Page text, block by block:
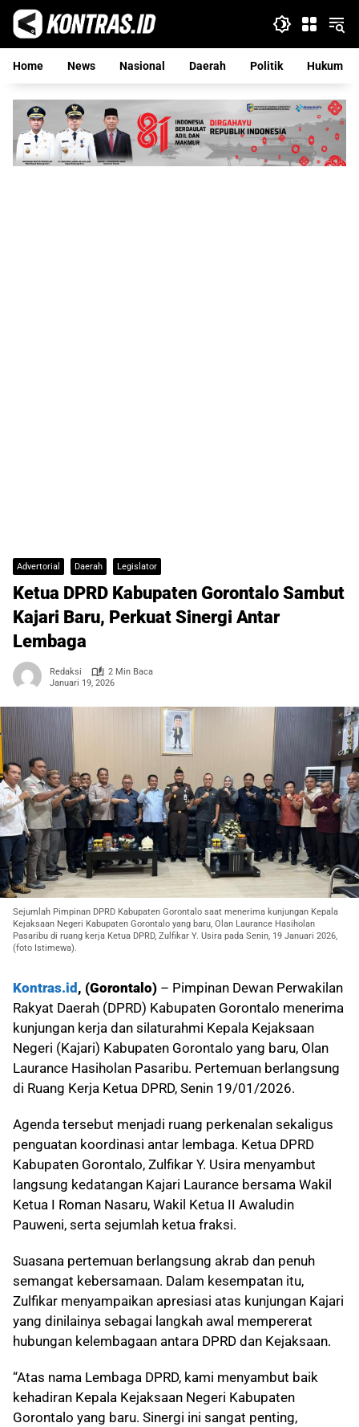
Langsung
konten
Home
News Nasional Daerah Politik Hukum
Advertorial Daerah Legislator
Ketua DPRD Kabupaten Gorontalo Sambut
Kajari Baru, Perkuat Sinergi Antar
Lembaga
Redaksi
2 Min Baca
Januari 19, 2026
Sejumlah Pimpinan DPRD Kabupaten Gorontalo saat menerima kunjungan Kepala
Kejaksaan Negeri Kabupaten Gorontalo yang baru, Olan Laurance Hasiholan
Pasaribu di ruang kerja Ketua DPRD, Zulfikar Y. Usira pada Senin, 19 Januari 2026,
(foto Istimewa).
Kontras.id , (Gorontalo) – Pimpinan Dewan Perwakilan
Rakyat Daerah (DPRD) Kabupaten Gorontalo menerima
kunjungan kerja dan silaturahmi Kepala Kejaksaan
Negeri (Kajari) Kabupaten Gorontalo yang baru, Olan
Laurance Hasiholan Pasaribu. Pertemuan berlangsung
di Ruang Kerja Ketua DPRD, Senin 19/01/2026.
Agenda tersebut menjadi ruang perkenalan sekaligus
penguatan koordinasi antar lembaga. Ketua DPRD
Kabupaten Gorontalo, Zulfikar Y. Usira menyambut
langsung kedatangan Kajari Laurance bersama Wakil
Ketua I Roman Nasaru, Wakil Ketua II Awaludin
Pauweni, serta sejumlah ketua fraksi.
Suasana pertemuan berlangsung akrab dan penuh
semangat kebersamaan. Dalam kesempatan itu,
Zulfikar menyampaikan apresiasi atas kunjungan Kajari
yang dinilainya sebagai langkah awal mempererat
hubungan kelembagaan antara DPRD dan Kejaksaan.
“Atas nama Lembaga DPRD, kami menyambut baik
kehadiran Kepala Kejaksaan Negeri Kabupaten
Gorontalo yang baru. Sinergi ini sangat penting,